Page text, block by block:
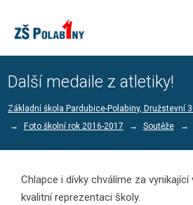
Další medaile z atletiky!
Základní škola Pardubice-Polabiny, Družstevní
Foto školní rok 2016-2017
Soutěže
Chlapce i dívky chválíme za
kvalitní reprezentaci školy.